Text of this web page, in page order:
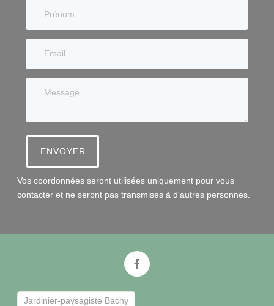
ENVOYER
Vos coordonnées seront utilisées uniquement pour vous
contacter et ne seront pas transmises à d'autres personnes.
Jardinier-paysagiste Bachy